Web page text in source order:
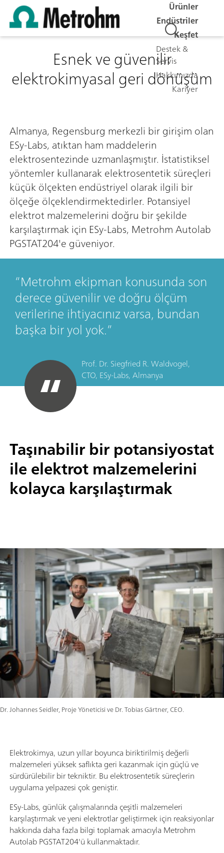
Ürünler
Endüstriler
Keşfet
Destek &
Servis
Hakkımızda
Kariyer
Esnek ve güvenilir
elektrokimyasal geri dönüşüm
Almanya, Regensburg merkezli bir girişim olan
ESy-Labs, atıktan ham maddelerin
elektrosentezinde uzmanlaşmıştır. İstatistiksel
yöntemler kullanarak elektrosentetik süreçleri
küçük ölçekten endüstriyel olarak ilgili bir
ölçeğe ölçeklendirmektedirler. Potansiyel
elektrot malzemelerini doğru bir şekilde
karşılaştırmak için ESy-Labs, Metrohm Autolab
PGSTAT204'e güveniyor.
Metrohm ekipman konusunda son
derece güvenilir ve doğru ölçüm
verilerine ihtiyacınız varsa, bundan
başka bir yol yok.
Prof. Dr. Siegfried R. Waldvogel,
CTO, ESy-Labs, Almanya
Taşınabilir bir potansiyostat
ile elektrot malzemelerini
kolayca karşılaştırmak
Dr. Johannes Seidler, Proje Yöneticisi ve Dr. Tobias Gärtner, CEO.
Elektrokimya, uzun yıllar boyunca biriktirilmiş değerli
malzemeleri yüksek saflıkta geri kazanmak için güçlü ve
sürdürülebilir bir tekniktir. Bu elektrosentetik süreçlerin
uygulama yelpazesi çok geniştir.
ESy-Labs, günlük çalışmalarında çeşitli malzemeleri
karşılaştırmak ve yeni elektrotlar geliştirmek için reaksiyonlar
hakkında daha fazla bilgi toplamak amacıyla Metrohm
Autolab PGSTAT204'ü kullanmaktadır.